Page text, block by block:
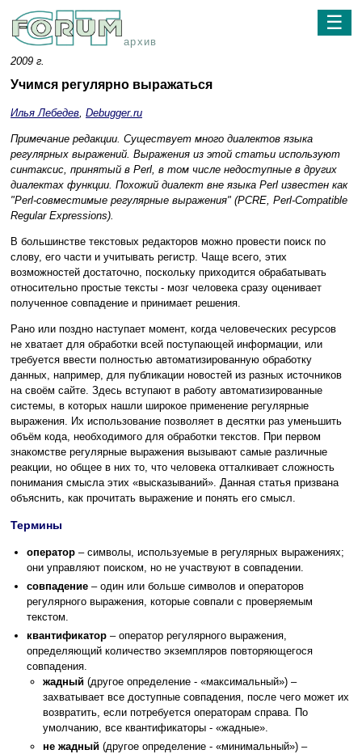
архив
☰
2009 г.
Учимся регулярно выражаться
Илья Лебедев, Debugger.ru
Примечание редакции. Существует много диалектов языка
регулярных выражений. Выражения из этой статьи используют
синтаксис, принятый в Perl, в том числе недоступные в других
диалектах функции. Похожий диалект вне языка Perl известен как
"Perl-совместимые регулярные выражения" (PCRE, Perl-Compatible
Regular Expressions).
В большинстве текстовых редакторов можно провести поиск по
слову, его части и учитывать регистр. Чаще всего, этих
возможностей достаточно, поскольку приходится обрабатывать
относительно простые тексты - мозг человека сразу оценивает
полученное совпадение и принимает решения.
Рано или поздно наступает момент, когда человеческих ресурсов
не хватает для обработки всей поступающей информации, или
требуется ввести полностью автоматизированную обработку
данных, например, для публикации новостей из разных источников
на своём сайте. Здесь вступают в работу автоматизированные
системы, в которых нашли широкое применение регулярные
выражения. Их использование позволяет в десятки раз уменьшить
объём кода, необходимого для обработки текстов. При первом
знакомстве регулярные выражения вызывают самые различные
реакции, но общее в них то, что человека отталкивает сложность
понимания смысла этих «высказываний». Данная статья призвана
объяснить, как прочитать выражение и понять его смысл.
Термины
оператор – символы, используемые в регулярных выражениях;
они управляют поиском, но не участвуют в совпадении.
совпадение – один или больше символов и операторов
регулярного выражения, которые совпали с проверяемым
текстом.
квантификатор – оператор регулярного выражения,
определяющий количество экземпляров повторяющегося
совпадения.
жадный (другое определение - «максимальный») –
захватывает все доступные совпадения, после чего может их
возвратить, если потребуется операторам справа. По
умолчанию, все квантификаторы - «жадные».
не жадный (другое определение - «минимальный») –